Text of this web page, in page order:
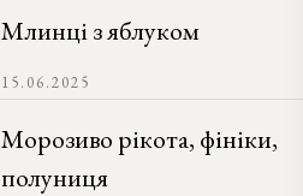
Млинці з яблуком
15.06.2025
Морозиво рікота, фініки,
полуниця